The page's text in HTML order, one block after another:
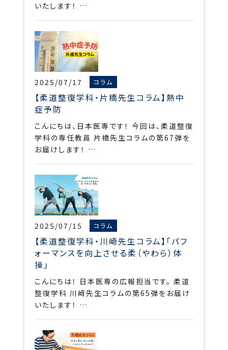
いたします！ …
2025/07/17 コラム
【柔道整復学科・片橋先生コラム】熱中
症予防
こんにちは、日本医専です！ 今回は、柔道整復
学科の専任教員 片橋先生コラムの第67弾を
お届けします！ …
2025/07/15 コラム
【柔道整復学科・川崎先生コラム】「パフ
ォーマンスを向上させる柔（やわら）体
操」
こんにちは！ 日本医専の広報担当です。 柔道
整復学科 川﨑先生コラムの第65弾をお届け
いたします！ …